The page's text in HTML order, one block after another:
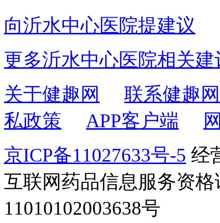
向沂水中心医院提建议
更多沂水中心医院相关建
关于健趣网
联系健趣网
私政策
APP客户端
京ICP备11027633号-5 经
互联网药品信息服务资
11010102003638号